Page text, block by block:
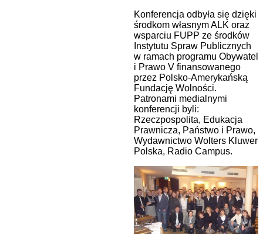
Konferencja odbyła się dzięki
środkom własnym ALK oraz
wsparciu FUPP ze środków
Instytutu Spraw Publicznych
w ramach programu Obywatel
i Prawo V finansowanego
przez Polsko-Amerykańską
Fundację Wolności.
Patronami medialnymi
konferencji byli:
Rzeczpospolita, Edukacja
Prawnicza, Państwo i Prawo,
Wydawnictwo Wolters Kluwer
Polska, Radio Campus.